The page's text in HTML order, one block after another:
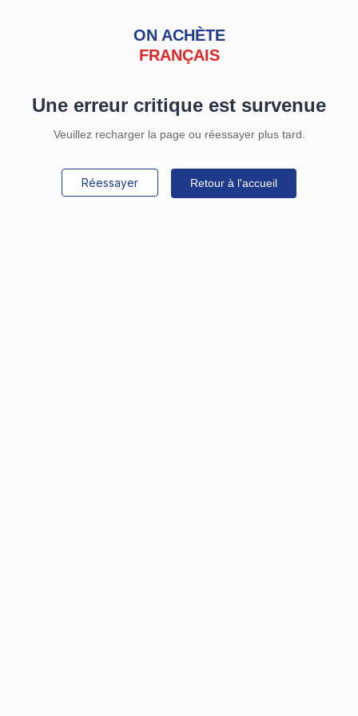
ON ACHÈTE
FRANÇAIS
Une erreur critique est survenue
Veuillez recharger la page ou réessayer plus tard.
Réessayer Retour à l'accueil